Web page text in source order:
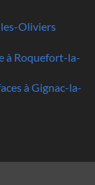
les-Oliviers
à Roquefort-la-
à Gignac-la-